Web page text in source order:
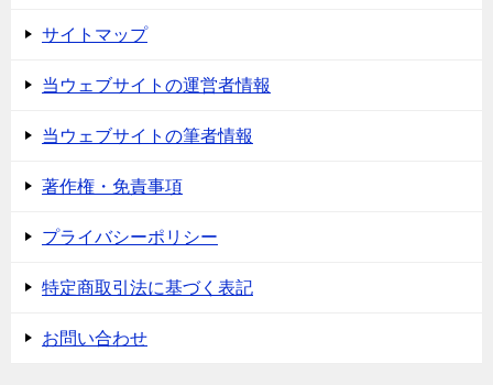
サイトマップ
当ウェブサイトの運営者情報
当ウェブサイトの筆者情報
著作権・免責事項
プライバシーポリシー
特定商取引法に基づく表記
お問い合わせ